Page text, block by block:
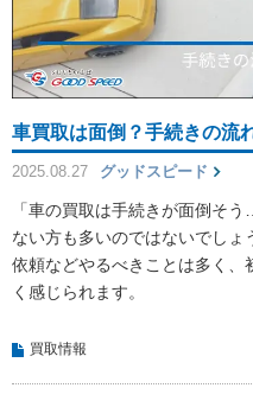
車買取は面倒？手続きの流
2025.08.27 グッドスピード
「車の買取は手続きが面倒そ
ない方も多いのではないでし
依頼などやるべきことは多く、
く感じられます。
買取情報